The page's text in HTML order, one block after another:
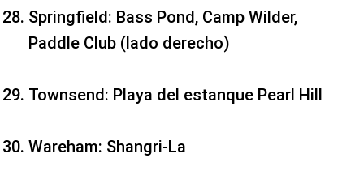
Springfield: Bass Pond, Camp Wilder,
Paddle Club (lado derecho)
Townsend: Playa del estanque Pearl Hill
Wareham: Shangri-La